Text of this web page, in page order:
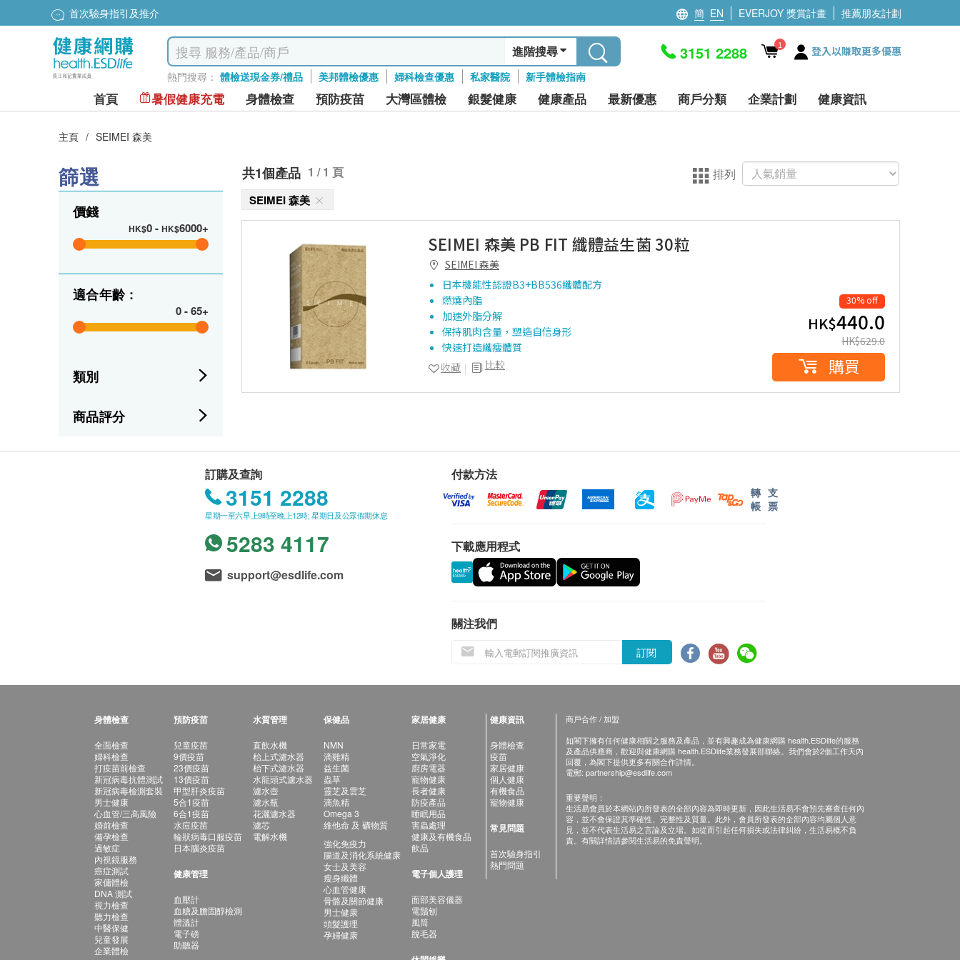
首次驗身指引及推介 簡 EN EVERJOY 獎賞計畫 推薦朋友計劃
進階搜尋
熱門搜尋： 體檢送現金券/禮品 美邦體檢優惠 婦科檢查優惠 私家醫院 新手體檢指南
3151 2288 1 登入以賺取更多優惠
首頁 暑假健康充電 身體檢查 預防疫苗 大灣區體檢 銀髮健康 健康產品 最新優惠 商戶分類 企業計劃 健康資訊
主頁 / SEIMEI 森美
篩選
價錢
HK$0- HK$6000+
適合年齡 :
0-65+
類別
商品評分
共1個產品 1 / 1 頁 排列
SEIMEI 森美
SEIMEI 森美 PB FIT 纖體益生菌 30粒
SEIMEI 森美
日本機能性認證B3+BB536纖體配方
燃燒內脂
加速外脂分解
保持肌肉含量，塑造自信身形
快速打造纖瘦體質
比較
收藏
30% off
HK$440.0
HK$629.0
購買
訂購及查詢
3151 2288
星期一至六早上9時至晚上12時; 星期日及公眾假期休息
5283 4117
support@esdlife.com
付款方法
轉
帳
支
票
下載應用程式
關注我們
訂閱
身體檢查
全面檢查
婦科檢查
打疫苗前檢查
新冠病毒抗體測試
新冠病毒檢測套裝
男士健康
心血管/三高風險
婚前檢查
備孕檢查
過敏症
內視鏡服務
癌症測試
家傭體檢
DNA 測試
視力檢查
聽力檢查
中醫保健
兒童發展
企業體檢
預防疫苗
兒童疫苗
9價疫苗
23價疫苗
13價疫苗
甲型肝炎疫苗
5合1疫苗
6合1疫苗
水痘疫苗
輪狀病毒口服疫苗
日本腦炎疫苗
健康管理
血壓計
血糖及膽固醇檢測
體溫計
電子磅
助聽器
水質管理
直飲水機
枱上式濾水器
枱下式濾水器
水龍頭式濾水器
濾水壺
濾水瓶
花灑濾水器
濾芯
電解水機
保健品
NMN
滴雞精
益生菌
蟲草
靈芝及雲芝
滴魚精
Omega 3
維他命 及 礦物質
強化免疫力
腸道及消化系統健康
女士及美容
瘦身纖體
心血管健康
骨骼及關節健康
男士健康
頭髮護理
孕婦健康
家居健康
日常家電
空氣淨化
廚房電器
寵物健康
長者健康
防疫產品
睡眠用品
害蟲處理
健康及有機食品
飲品
電子個人護理
面部美容儀器
電鬚刨
風筒
脫毛器
健康資訊
身體檢查
疫苗
家居健康
個人健康
有機食品
寵物健康
常見問題
首次驗身指引
熱門問題
商戶合作 / 加盟
如閣下擁有任何健康相關之服務及產品，並有興趣成為健康網購 health.ESDlife的服務
及產品供應商，歡迎與健康網購 health.ESDlife業務發展部聯絡。我們會於2個工作天內
回覆，為閣下提供更多有關合作詳情。
電郵: partnership@esdlife.com
重要聲明：
生活易會員於本網站內所發表的全部內容為即時更新，因此生活易不會預先審查任何內
容，並不會保證其準確性、完整性及質量。此外，會員所發表的全部內容均屬個人意
見，並不代表生活易之言論及立場。如從而引起任何損失或法律糾紛，生活易概不負
責。有關詳情請參閱生活易的免責聲明。